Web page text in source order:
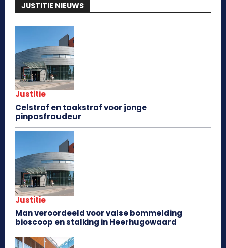
JUSTITIE NIEUWS
Justitie
Celstraf en taakstraf voor jonge
pinpasfraudeur
Justitie
Man veroordeeld voor valse bommelding
bioscoop en stalking in Heerhugowaard